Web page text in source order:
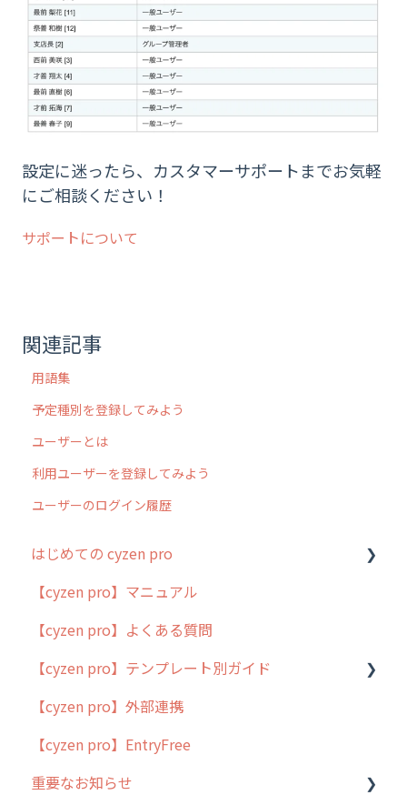
設定に迷ったら、カスタマーサポートまでお気軽
にご相談ください！
サポートについて
関連記事
用語集
予定種別を登録してみよう
ユーザーとは
利用ユーザーを登録してみよう
ユーザーのログイン履歴
はじめての cyzen pro
cyzen pro とは？
簡易マニュアル
cyzen proの位置情報取得について
用語集
よくある質問
【cyzen pro】マニュアル
【cyzen pro】よくある質問
【cyzen pro】テンプレート別ガイド
ポスティング
ラウンダー
メンテナンス
【cyzen pro】外部連携
【cyzen pro】EntryFree
重要なお知らせ